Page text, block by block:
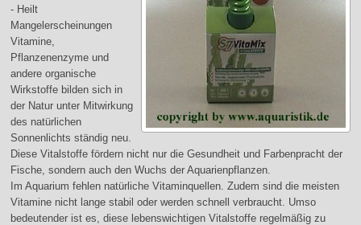
- Heilt
Mangelerscheinungen
Vitamine,
Pflanzenenzyme und
andere organische
Wirkstoffe bilden sich in
der Natur unter Mitwirkung
des natürlichen
Sonnenlichts ständig neu.
Diese Vitalstoffe fördern nicht nur die Gesundheit und Farbenpracht der
Fische, sondern auch den Wuchs der Aquarienpflanzen.
Im Aquarium fehlen natürliche Vitaminquellen. Zudem sind die meisten
Vitamine nicht lange stabil oder werden schnell verbraucht. Umso
bedeutender ist es, diese lebenswichtigen Vitalstoffe regelmäßig zu